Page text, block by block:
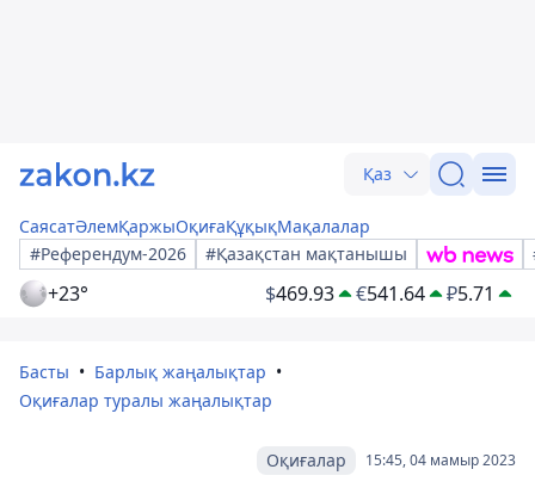
Қаз
СаясатӘлемҚаржыОқиғаҚұқықМақалалар
#Референдум-2026
#Қазақстан мақтанышы
+23° $469.93 €541.64 ₽5.71
Басты
Барлық жаңалықтар
Оқиғалар туралы жаңалықтар
15:45, 04 мамыр 2023
Оқиғалар